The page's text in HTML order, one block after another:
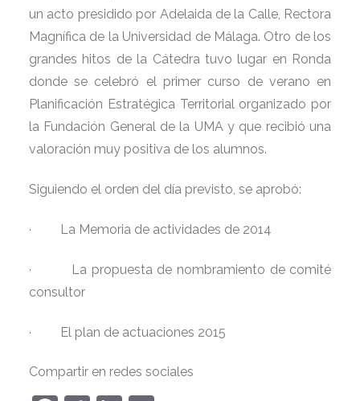
un acto presidido por Adelaida de la Calle, Rectora
Magnífica de la Universidad de Málaga. Otro de los
grandes hitos de la Cátedra tuvo lugar en Ronda
donde se celebró el primer curso de verano en
Planificación Estratégica Territorial organizado por
la Fundación General de la UMA y que recibió una
valoración muy positiva de los alumnos.
Siguiendo el orden del día previsto, se aprobó:
· La Memoria de actividades de 2014
· La propuesta de nombramiento de comité
consultor
· El plan de actuaciones 2015
Compartir en redes sociales